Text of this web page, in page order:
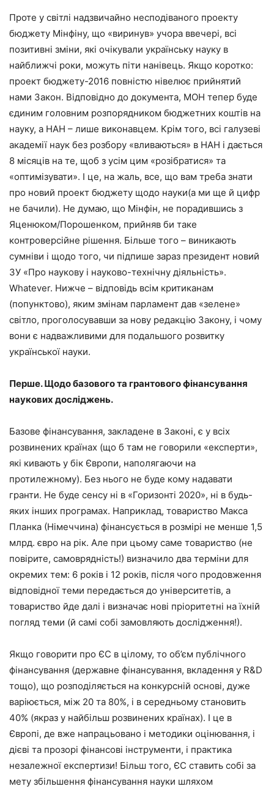
Проте у світлі надзвичайно несподіваного проекту
бюджету Мінфіну, що «виринув» учора ввечері, всі
позитивні зміни, які очікували українську науку в
найближчі роки, можуть піти нанівець. Якщо коротко:
проект бюджету-2016 повністю нівелює прийнятий
нами Закон. Відповідно до документа, МОН тепер буде
єдиним головним розпорядником бюджетних коштів на
науку, а НАН – лише виконавцем. Крім того, всі галузеві
академії наук без розбору «вливаються» в НАН і дається
8 місяців на те, щоб з усім цим «розібратися» та
«оптимізувати». І це, на жаль, все, що вам треба знати
про новий проект бюджету щодо науки(а ми ще й цифр
не бачили). Не думаю, що Мінфін, не порадившись з
Яценюком/Порошенком, прийняв би таке
контроверсійне рішення. Більше того – виникають
сумніви і щодо того, чи підпише зараз президент новий
ЗУ «Про наукову і науково-технічну діяльність».
Whatever. Нижче – відповідь всім критиканам
(попунктово), яким змінам парламент дав «зелене»
світло, проголосувавши за нову редакцію Закону, і чому
вони є надважливими для подальшого розвитку
української науки.
Перше. Щодо базового та грантового фінансування
наукових досліджень.
Базове фінансування, закладене в Законі, є у всіх
розвинених країнах (що б там не говорили «експерти»,
які кивають у бік Європи, наполягаючи на
протилежному). Без нього не буде кому надавати
гранти. Не буде сенсу ні в «Горизонті 2020», ні в будь-
яких інших програмах. Наприклад, товариство Макса
Планка (Німеччина) фінансується в розмірі не менше 1,5
млрд. євро на рік. Але при цьому саме товариство (не
повірите, самоврядність!) визначило два терміни для
окремих тем: 6 років і 12 років, після чого продовження
відповідної теми передається до університетів, а
товариство йде далі і визначає нові пріоритетні на їхній
погляд теми (й самі собі замовляють дослідження!).
Якщо говорити про ЄС в цілому, то об’єм публічного
фінансування (державне фінансування, вкладення у R&D
тощо), що розподіляється на конкурсній основі, дуже
варіюється, між 20 та 80%, і в середньому становить
40% (якраз у найбільш розвинених країнах). І це в
Європі, де вже напрацьовано і методики оцінювання, і
дієві та прозорі фінансові інструменти, і практика
незалежної експертизи! Більш того, ЄС ставить собі за
мету збільшення фінансування науки шляхом